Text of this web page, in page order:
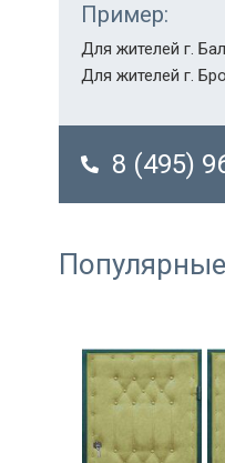
Пример:
Для жителей г.
Для жителей г.
8 (495)